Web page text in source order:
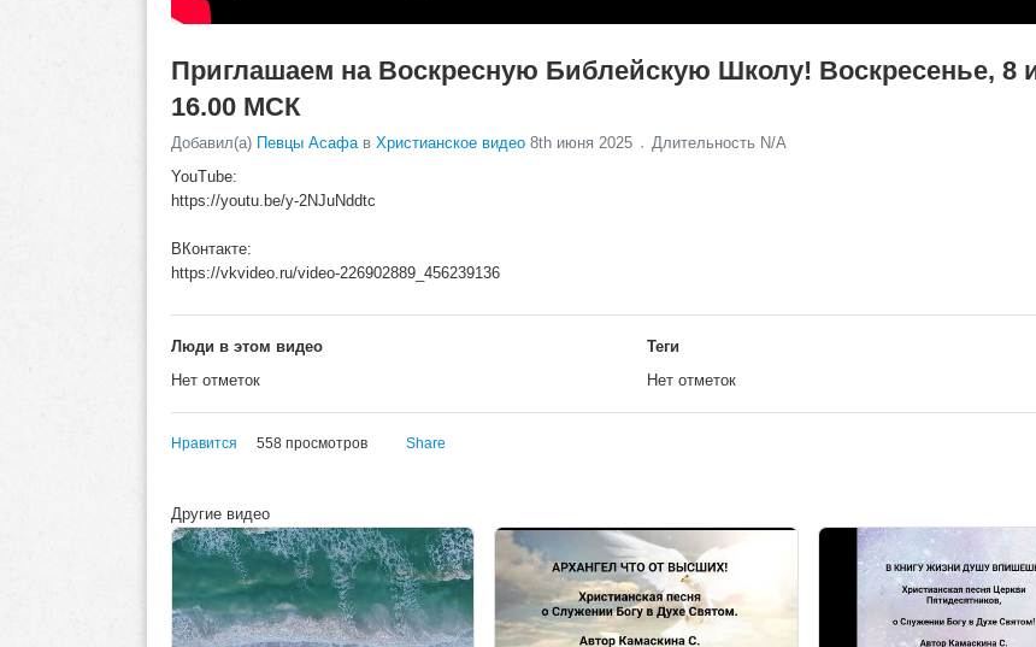
Приглашаем на Воскресную Библейскую Школу! Воскресенье, 8
16.00 МСК
Добавил(а) Певцы Асафа в Христианское видео 8th июня 2025
Длительность N/A
YouTube:
https://youtu.be/y-2NJuNddtc
ВКонтакте:
https://vkvideo.ru/video-226902889_456239136
Люди в этом видео
Нет отметок
Теги
Нет отметок
Нравится 558 просмотров Share
Другие видео